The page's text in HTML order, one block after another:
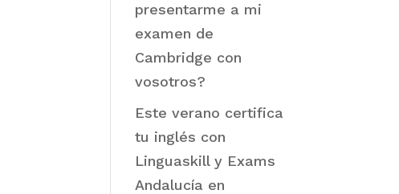
presentarme a mi
examen de
Cambridge con
vosotros?
Este verano certifica
tu inglés con
Linguaskill y Exams
Andalucía en